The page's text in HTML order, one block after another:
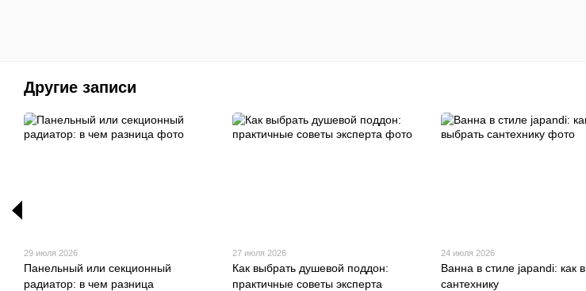
Другие записи
29 июля 2026
Панельный или секционный
радиатор: в чем разница
27 июля 2026
Как выбрать душевой поддон:
практичные советы эксперта
24 июля 2026
Ванна в стиле japandi: как
сантехнику